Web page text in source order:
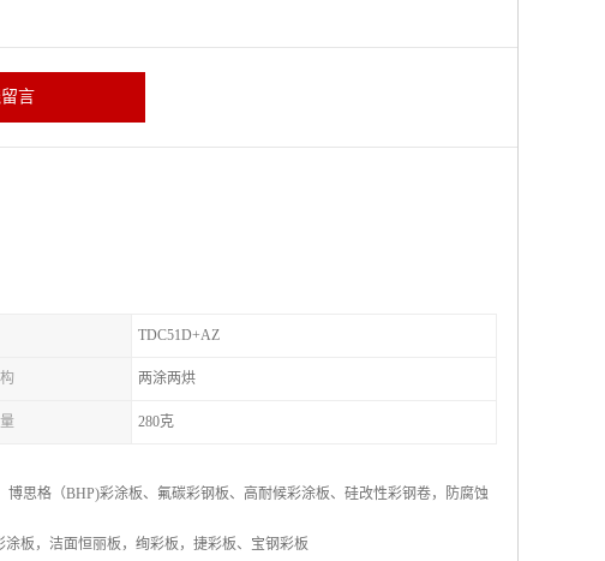
言
TDC51D+AZ
两涂两烘
280克
思格（BHP)彩涂板、氟碳彩钢板、高耐候彩涂板、硅改性彩钢卷，防腐蚀
板，洁面恒丽板，绚彩板，捷彩板、宝钢彩板